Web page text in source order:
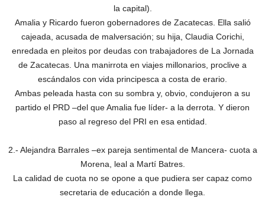
la capital).
Amalia y Ricardo fueron gobernadores de Zacatecas. Ella salió
cajeada, acusada de malversación; su hija, Claudia Corichi,
enredada en pleitos por deudas con trabajadores de La Jornada
de Zacatecas. Una manirrota en viajes millonarios, proclive a
escándalos con vida principesca a costa de erario.
Ambas peleada hasta con su sombra y, obvio, condujeron a su
partido el PRD –del que Amalia fue líder- a la derrota. Y dieron
paso al regreso del PRI en esa entidad.
2.- Alejandra Barrales –ex pareja sentimental de Mancera- cuota a
Morena, leal a Martí Batres.
La calidad de cuota no se opone a que pudiera ser capaz como
secretaria de educación a donde llega.